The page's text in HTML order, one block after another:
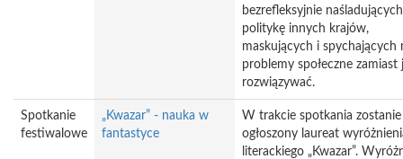
bezrefleksyjnie naśladujących
politykę innych krajów,
maskujących i spychających
problemy społeczne zamiast
rozwiązywać.
Spotkanie
festiwalowe
„Kwazar” - nauka w
fantastyce
W trakcie spotkania zostanie
ogłoszony laureat
literackiego „Kwazar”.